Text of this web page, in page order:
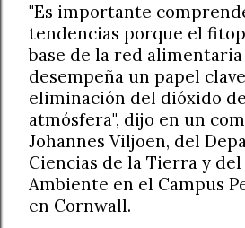
"Es importante
tendencias porque el
base de la red
desempeña un papel
eliminación del dióxido
atmósfera", dijo en un
Johannes Viljoen, del
Ciencias de la Tierra y
Ambiente en el Campus
en Cornwall.